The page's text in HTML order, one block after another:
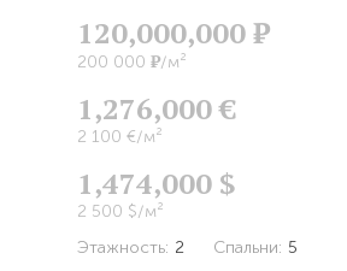
120,000,000Р
200 000 Р/м²
1,276,000 €
2 100 €/м²
1,474,000 $
2 500 $/м²
Этажность: 2 Спальни: 5